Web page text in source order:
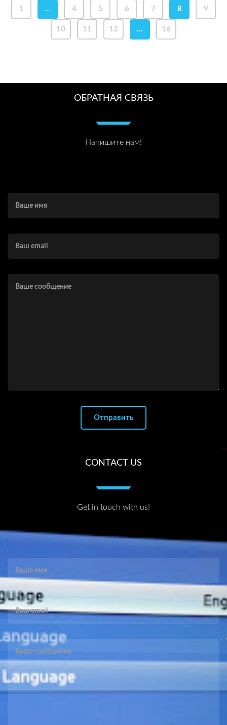
1 … 4 5 6 7 8 9
10 11 12 … 16
ОБРАТНАЯ СВЯЗЬ
Напишите нам!
CONTACT US
Get in touch with us!